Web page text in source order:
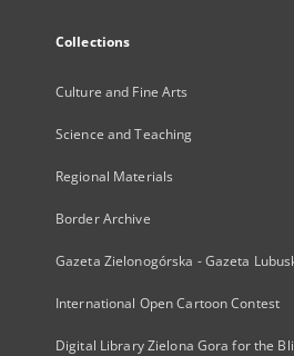
Collections
Culture and Fine Arts
Science and Teaching
Regional Materials
Border Archive
Gazeta Zielonogórska - Gazeta
International Open Cartoon Contest
Digital Library Zielona Gora for the